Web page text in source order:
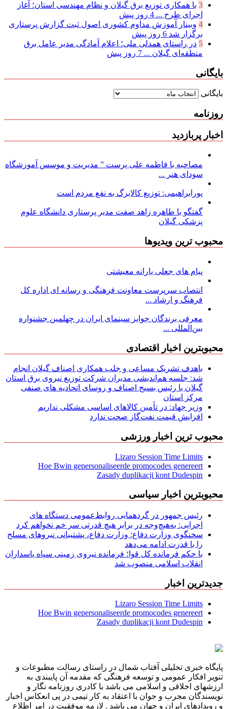
3 با همکاری توزیع برق گیلان و نظام مهندسی استان؛ آغاز
اجرای طرح ... 4 روز پیش
4 وبینار آموزش مداوم کشوری اصول ثبت گزارش پرستاری
برگزار شد 6 روز پیش
5 در راستای همدلی ملی؛ اعلام آمادگی مدیر عامل برق
منطقه‌ای گیلان ... 7 روز پیش
بایگانی
بایگانی
روزنامه
اخبار پربازدید
مصاحبه با فاطمه علی پرست ” مدیریت و موسس آموزشگاه
سودای هنر ...
پورابراهیمی: توزیع کالابرگ به نفع مردم است
گفتگو با طاهره زاهد صفت مدیر پرستاری دانشگاه علوم
پزشکی گیلان
محبوب ترین ویدیوها
پیام های جعلی یارانه معیشتی
انتصاب سرپرست معاونت فرهنگی و رسانه ای اداره کل
فرهنگ و ارشاد ...
معرفی برندگان جوایز سینمای ایران در چهلمین جشنواره
بین‌المللی ...
محبوبترین اخبار اقتصادی
باهدف تشریک مساعی و جلب همکاری اصناف گیلان انجام
شد: جلسه هم‌اندیشی مدیران شركت توزیع نیروی برق استان
گیلان با رئیس بسیج اصناف و روسای اتحادیه های صنفی
مركز استان
وزیر جهاد: در تأمین کالاهای اساسی مشکلی نداریم
افزایش قیمت نفت‌گاز صحت ندارد
محبوب ترین اخبار ورزشی
Lizaro Session Time Limits
Hoe Bwin gepersonaliseerde promocodes genereert
Zasady duplikacji kont Dudespin
محبوبترین اخبار سیاسی
رئیس جمهور در گردهمایی روابط‌عمومی دستگاه های
اجرایی: به‌هیچ‌وجه در برابر هیچ قدرتی سر خم نخواهم کرد
سخنگوی وزارت دفاع: وزارت دفاع، پشتیبانی نیرو‌های مسلح
را با قدرت ادامه می‌دهد
با حکم فرمانده کل قوا؛ فرمانده نیروی زمینی سپاه پاسداران
انقلاب اسلامی منصوب شد
جدیدترین اخبار
Lizaro Session Time Limits
Hoe Bwin gepersonaliseerde promocodes genereert
Zasady duplikacji kont Dudespin
پایگاه خبری تحلیلی آفتاب شمال در راستای رسالت مطبوعات و
تنویر افکار عمومی و توسعه فرهنگی که مقدمه آن پایبندی به
ارزشهای اخلاقی و اسلامی می باشد با کادری روزنامه نگار و
نویسندگان مجرب و جوان با اعتقاد به کار تیمی در پی انعکاس اخبار
و رویدادهای ایران و جهان می باشد . لازمه موفقیت در امر اطلاع